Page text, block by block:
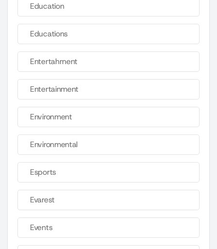
Education
Educations
Entertahrnent
Entertainment
Environment
Environmental
Esports
Evarest
Events